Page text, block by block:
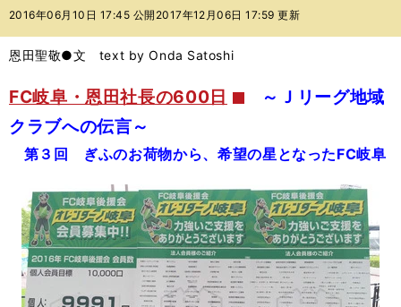
バ
2016年06月10日 17:45 公開 2017年12月06日 17:59 更新
恩田聖敬●文 text by Onda Satoshi
FC岐阜・恩田社長の600日
～Ｊリーグ地域
クラブへの伝言～
第３回 ぎふのお荷物から、希望の星となったFC岐阜